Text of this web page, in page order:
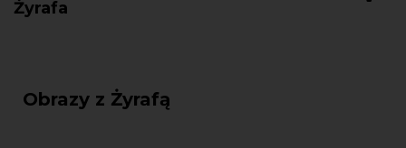
Żyrafa
Obrazy z Żyrafą